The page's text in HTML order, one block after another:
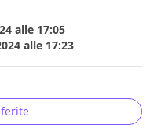
alle 17:05
alle 17:23